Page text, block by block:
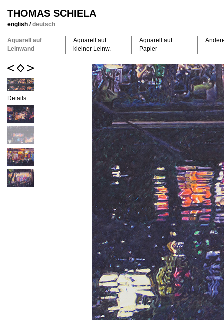
THOMAS SCHIELA
english /deutsch
Aquarell auf
Leinwand
Aquarell auf
kleiner Leinw.
Aquarell auf
Papier
Details: